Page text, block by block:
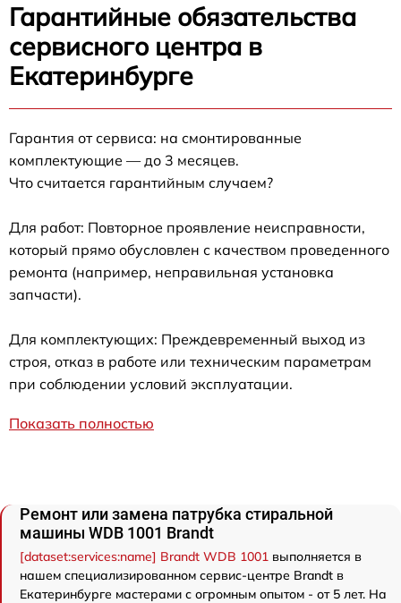
Гарантийные обязательства
сервисного центра в
Екатеринбурге
Гарантия от сервиса: на смонтированные
комплектующие — до 3 месяцев.
Что считается гарантийным случаем?
Для работ: Повторное проявление неисправности,
который прямо обусловлен с качеством проведенного
ремонта (например, неправильная установка
запчасти).
Для комплектующих: Преждевременный выход из
строя, отказ в работе или техническим параметрам
при соблюдении условий эксплуатации.
Показать полностью
Ремонт или замена патрубка стиральной
машины WDB 1001 Brandt
[dataset:services:name] Brandt WDB 1001 выполняется в
нашем специализированном сервис-центре Brandt в
Екатеринбурге мастерами с огромным опытом - от 5 лет. На